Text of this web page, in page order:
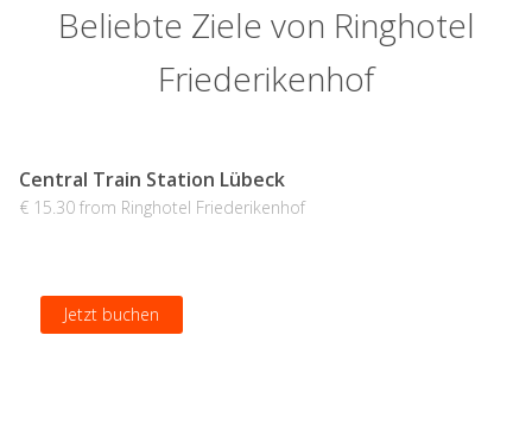
Beliebte Ziele von Ringhotel
Friederikenhof
Central Train Station Lübeck
€ 15.30 from Ringhotel Friederikenhof
Jetzt buchen